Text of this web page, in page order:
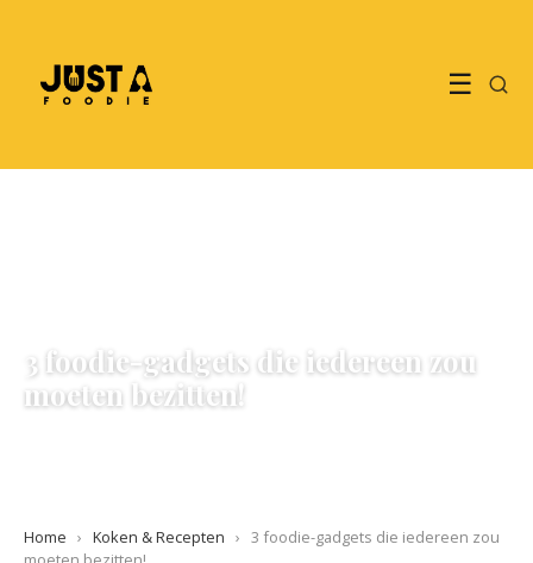
☰
3 foodie-gadgets die iedereen zou
moeten bezitten!
Home › Koken & Recepten › 3 foodie-gadgets die iedereen zou